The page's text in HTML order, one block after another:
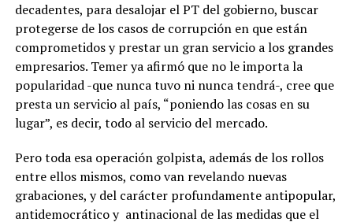
decadentes, para desalojar el PT del gobierno, buscar
protegerse de los casos de corrupción en que están
comprometidos y prestar un gran servicio a los grandes
empresarios. Temer ya afirmó que no le importa la
popularidad -que nunca tuvo ni nunca tendrá-, cree que
presta un servicio al país, “poniendo las cosas en su
lugar”, es decir, todo al servicio del mercado.
Pero toda esa operación golpista, además de los rollos
entre ellos mismos, como van revelando nuevas
grabaciones, y del carácter profundamente antipopular,
antidemocrático y antinacional de las medidas que el